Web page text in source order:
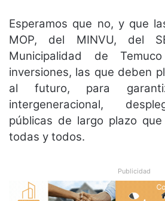
Esperamos que no, y que
MOP, del MINVU, del
Municipalidad de
inversiones, las que deben
al futuro, para
intergeneracional,
públicas de largo plazo
todas y todos.
Publicidad